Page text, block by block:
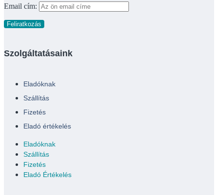
Email cím:
Szolgáltatásaink
Eladóknak
Szállítás
Fizetés
Eladó értékelés
Eladóknak
Szállítás
Fizetés
Eladó Értékelés